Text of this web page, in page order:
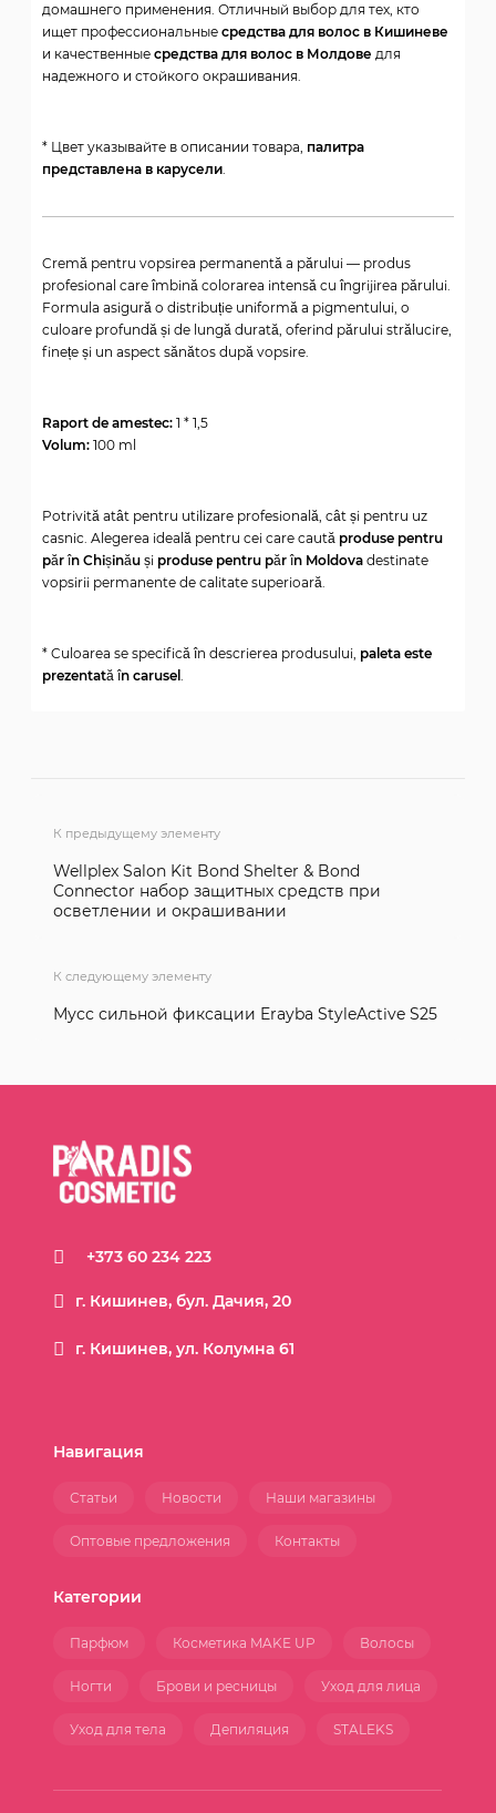
домашнего применения. Отличный выбор для тех, кто
ищет профессиональные средства для волос в Кишиневе
и качественные средства для волос в Молдове для
надежного и стойкого окрашивания.
* Цвет указывайте в описании товара, палитра
представлена в карусели.
Cremă pentru vopsirea permanentă a părului — produs
profesional care îmbină colorarea intensă cu îngrijirea părului.
Formula asigură o distribuție uniformă a pigmentului, o
culoare profundă și de lungă durată, oferind părului strălucire,
finețe și un aspect sănătos după vopsire.
Raport de amestec: 1 * 1,5
Volum: 100 ml
Potrivită atât pentru utilizare profesională, cât și pentru uz
casnic. Alegerea ideală pentru cei care caută produse pentru
păr în Chișinău și produse pentru păr în Moldova destinate
vopsirii permanente de calitate superioară.
* Culoarea se specifică în descrierea produsului, paleta este
prezentată în carusel .
К предыдущему элементу
Wellplex Salon Kit Bond Shelter & Bond
Connector набор защитных средств при
осветлении и окрашивании
К следующему элементу
Мусс сильной фиксации Erayba StyleActive S25
г. Кишинев, ул. Колумна 61
+373 60 234 223
г. Кишинев, бул. Дачия, 20
Статьи Новости Наши магазины
Оптовые предложения Контакты
Навигация
Парфюм Косметика MAKE UP Волосы
Ногти Брови и ресницы Уход для лица
Уход для тела Депиляция STALEKS
Категории